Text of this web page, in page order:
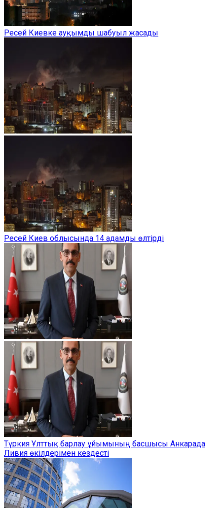
Ресей Киевке ауқымды шабуыл жасады
Ресей Киев облысында 14 адамды өлтірді
Түркия Ұлттық барлау ұйымының басшысы Анкарада
Ливия өкілдерімен кездесті